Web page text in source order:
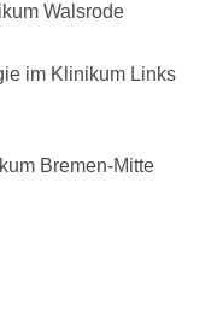
Walsrode
im Klinikum Links
Bremen-Mitte